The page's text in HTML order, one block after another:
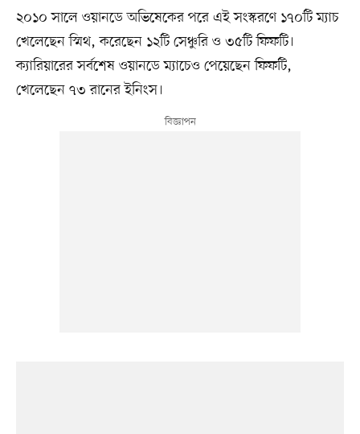
২০১০ সালে ওয়ানডে অভিষেকের পরে এই সংস্করণে ১৭০টি ম্যাচ
খেলেছেন স্মিথ, করেছেন ১২টি সেঞ্চুরি ও ৩৫টি ফিফটি।
ক্যারিয়ারের সর্বশেষ ওয়ানডে ম্যাচেও পেয়েছেন ফিফটি,
খেলেছেন ৭৩ রানের ইনিংস।